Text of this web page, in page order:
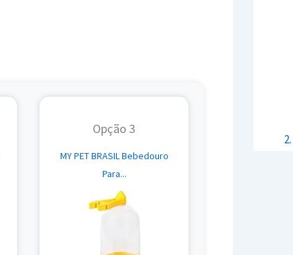
Opção 3
MY PET BRASIL Bebedouro
Para...